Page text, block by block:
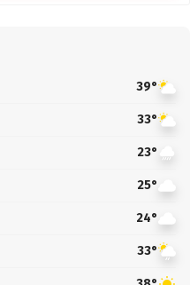
39°
33°
23°
25°
24°
33°